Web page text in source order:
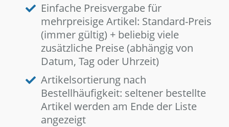
Einfache Preisvergabe für
mehrpreisige Artikel: Standard-Preis
(immer gültig) + beliebig viele
zusätzliche Preise (abhängig von
Datum, Tag oder Uhrzeit)
Artikelsortierung nach
Bestellhäufigkeit: seltener bestellte
Artikel werden am Ende der Liste
angezeigt